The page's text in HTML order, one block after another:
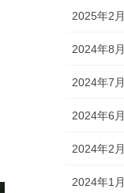
2025年2月
2024年8月
2024年7月
2024年6月
2024年2月
2024年1月